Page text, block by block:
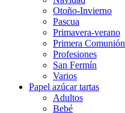
Otoño-Invierno
Pascua
Primavera-verano
Primera Comunión
Profesiones
San Fermín
Varios
Papel azúcar tartas
Adultos
Bebé